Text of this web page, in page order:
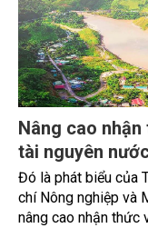
Nâng cao
tài nguyên
Đó là phát biểu của
chí Nông nghiệp và
nâng cao nhận thức